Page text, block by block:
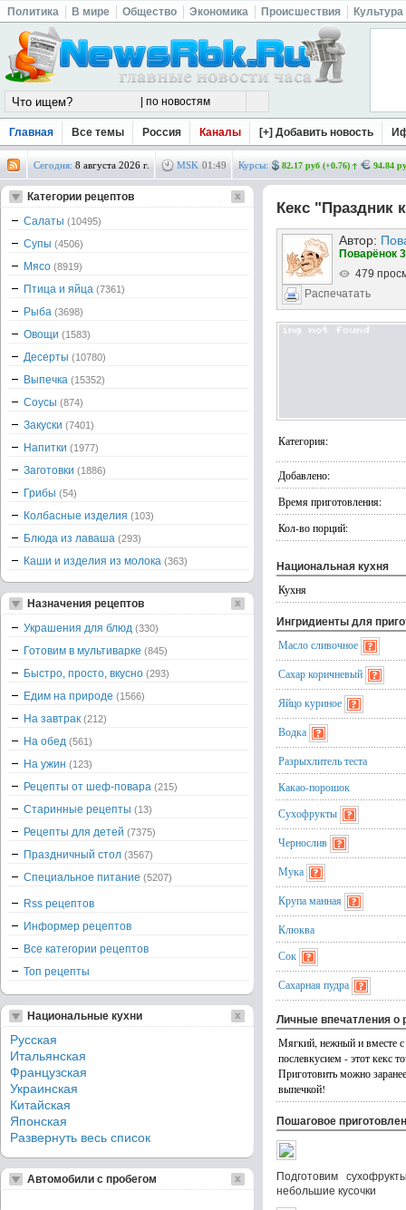
Политика В мире Общество Экономика Происшествия Культура
Главная Все темы Россия Каналы [+] Добавить новость
Сегодня: 8 августа 2026 г. MSK 01 :49 Курсы: 82.17 руб (+0.76) 94.84
Кекс "Праздник
Автор:
Поварёнок
479
Распечатать
Категория:
Добавлено:
Время приготовления:
Кол-во порций:
Национальная кухня
Кухня
Ингридиенты для
Масло сливочное
Сахар коричневый
Яйцо куриное
Водка
Разрыхлитель теста
Какао-порошок
Сухофрукты
Чернослив
Мука
Крупа манная
Клюква
Сок
Сахарная пудра
Личные впечатления о
Мягкий, нежный и вместе
послевкусием - этот кекс
Приготовить можно
выпечкой!
Пошаговое
Подготовим
небольшие кусочки
Категории рецептов
Салаты (10495)
Супы (4506)
Мясо (8919)
Птица и яйца (7361)
Рыба (3698)
Овощи (1583)
Десерты (10780)
Выпечка (15352)
Соусы (874)
Закуски (7401)
Напитки (1977)
Заготовки (1886)
Грибы (54)
Колбасные изделия (103)
Блюда из лаваша (293)
Каши и изделия из молока (363)
Назначения рецептов
Украшения для блюд (330)
Готовим в мультиварке (845)
Быстро, просто, вкусно (293)
Едим на природе (1566)
На завтрак (212)
На обед (561)
На ужин (123)
Рецепты от шеф-повара (215)
Старинные рецепты (13)
Рецепты для детей (7375)
Праздничный стол (3567)
Специальное питание (5207)
Rss рецептов
Информер рецептов
Все категории рецептов
Топ рецепты
Национальные кухни
Русская
Итальянская
Французская
Украинская
Китайская
Японская
Развернуть весь список
Автомобили с пробегом